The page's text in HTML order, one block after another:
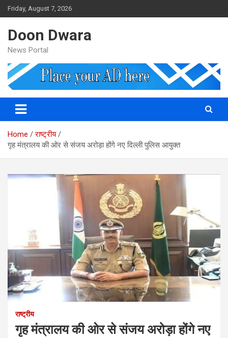
Skip
to
Friday, August 7, 2026
Doon Dwara
News Portal
Home
राष्ट्रीय
गृह मंत्रालय की ओर से संजय अरोड़ा होंगे नए दिल्ली पुलिस आयुक्त
राष्ट्रीय
गृह मंत्रालय की ओर से संजय अरोड़ा होंगे नए